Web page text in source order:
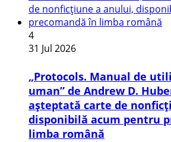
4
31 Jul 2026
„Protocols. Manual de
uman” de Andrew D.
așteptată carte de
disponibilă acum pentru
limba română